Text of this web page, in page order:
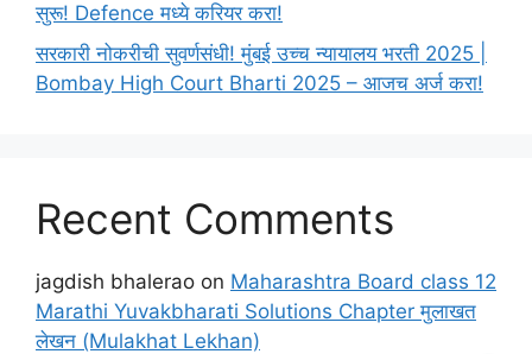
सुरू! Defence मध्ये करियर करा!
सरकारी नोकरीची सुवर्णसंधी! मुंबई उच्च न्यायालय भरती 2025 |
Bombay High Court Bharti 2025 – आजच अर्ज करा!
Recent Comments
jagdish bhalerao on Maharashtra Board class 12
Marathi Yuvakbharati Solutions Chapter मुलाखत
लेखन (Mulakhat Lekhan)